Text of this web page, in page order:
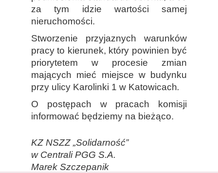
za tym idzie wartości samej
nieruchomości.
Stworzenie przyjaznych warunków
pracy to kierunek, który powinien być
priorytetem w procesie zmian
mających mieć miejsce w budynku
przy ulicy Karolinki 1 w Katowicach.
O postępach w pracach komisji
informować będziemy na bieżąco.
KZ NSZZ „Solidarność”
w Centrali PGG S.A.
Marek Szczepanik